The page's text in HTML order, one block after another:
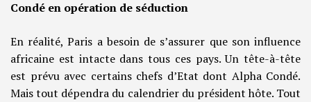
Condé en opération de séduction
En réalité, Paris a besoin de s’assurer que son influence
africaine est intacte dans tous ces pays. Un tête-à-tête
est prévu avec certains chefs d’Etat dont Alpha Condé.
Mais tout dépendra du calendrier du président hôte. Tout